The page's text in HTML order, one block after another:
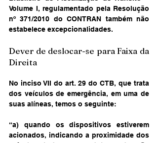
Volume I, regulamentado pela Resolução
nº 371/2010 do CONTRAN também não
estabelece excepcionalidades.
Dever de deslocar-se para Faixa da
Direita
No inciso VII do art. 29 do CTB, que trata
dos veículos de emergência, em uma de
suas alíneas, temos o seguinte:
“a) quando os dispositivos estiverem
acionados, indicando a proximidade dos